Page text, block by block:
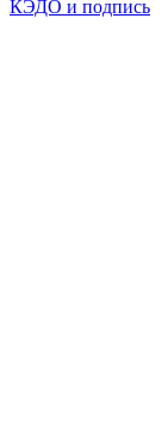
КЭДО и подпись